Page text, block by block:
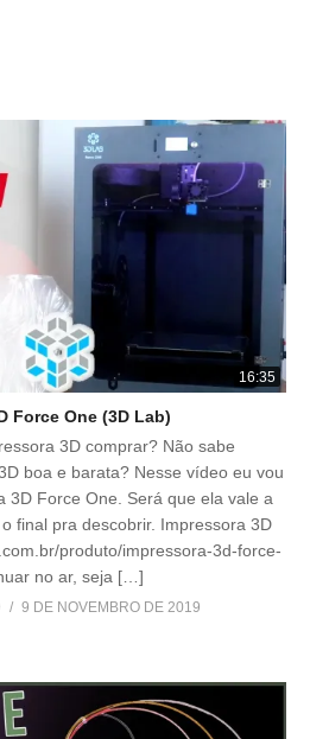
16:35
Force One (3D Lab)
3D comprar? Não sabe
boa e barata? Nesse vídeo eu vou
3D Force One. Será que ela vale a
final pra descobrir. Impressora 3D
produto/impressora-3d-force-
no ar, seja […]
9 DE NOVEMBRO DE 2019